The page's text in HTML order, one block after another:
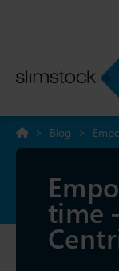
> Blog >
Chain
time